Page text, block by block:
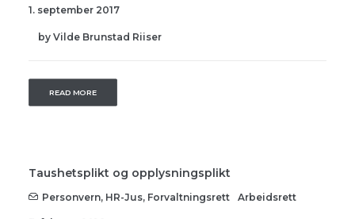
1. september 2017
by Vilde Brunstad Riiser
READ MORE
Taushetsplikt og opplysningsplikt
Personvern, HR-Jus, Forvaltningsrett Arbeidsrett